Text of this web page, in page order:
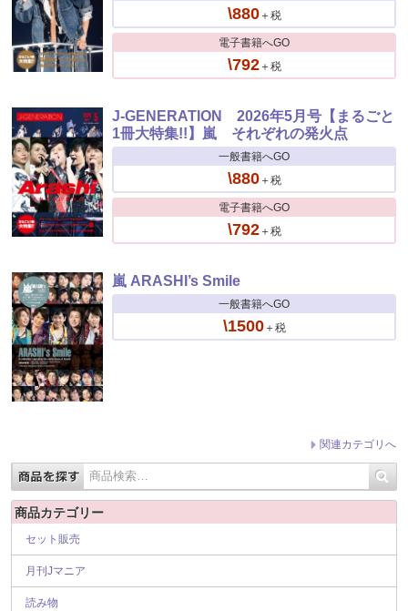
\880＋税
電子書籍へGO
\792＋税
J-GENERATION 2026年5月号【まるごと
1冊大特集!!】嵐 それぞれの発火点
一般書籍へGO
\880＋税
電子書籍へGO
\792＋税
嵐 ARASHI’s Smile
一般書籍へGO
\1500＋税
関連カテゴリへ
商品カテゴリー
セット販売
月刊Jマニア
読み物